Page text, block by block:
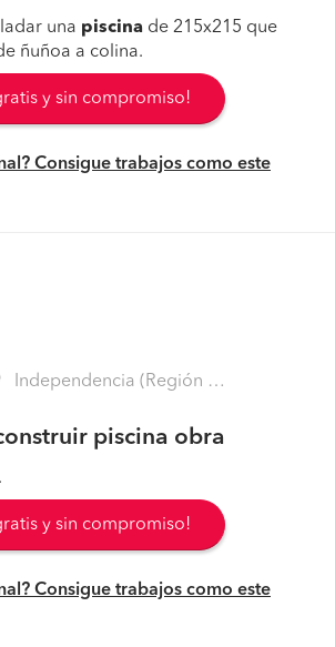
una piscina de 215x215 que
ñuñoa a colina.
y sin compromiso!
Consigue trabajos como este
Independencia (Región Metropolitana - Santiago)
piscina obra
y sin compromiso!
Consigue trabajos como este